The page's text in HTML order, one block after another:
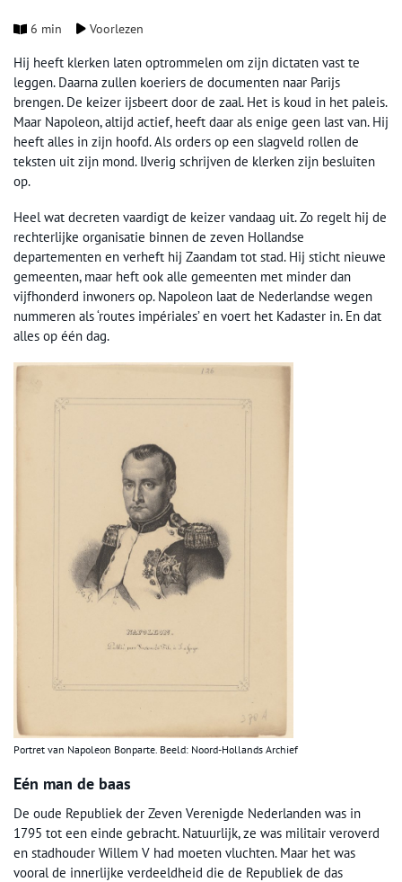
6 min Voorlezen
Hij heeft klerken laten optrommelen om zijn dictaten vast te
leggen. Daarna zullen koeriers de documenten naar Parijs
brengen. De keizer ijsbeert door de zaal. Het is koud in het paleis.
Maar Napoleon, altijd actief, heeft daar als enige geen last van. Hij
heeft alles in zijn hoofd. Als orders op een slagveld rollen de
teksten uit zijn mond. IJverig schrijven de klerken zijn besluiten
op.
Heel wat decreten vaardigt de keizer vandaag uit. Zo regelt hij de
rechterlijke organisatie binnen de zeven Hollandse
departementen en verheft hij Zaandam tot stad. Hij sticht nieuwe
gemeenten, maar heft ook alle gemeenten met minder dan
vijfhonderd inwoners op. Napoleon laat de Nederlandse wegen
nummeren als ‘routes impériales’ en voert het Kadaster in. En dat
alles op één dag.
Portret van Napoleon Bonparte. Beeld: Noord-Hollands Archief
Eén man de baas
De oude Republiek der Zeven Verenigde Nederlanden was in
1795 tot een einde gebracht. Natuurlijk, ze was militair veroverd
en stadhouder Willem V had moeten vluchten. Maar het was
vooral de innerlijke verdeeldheid die de Republiek de das